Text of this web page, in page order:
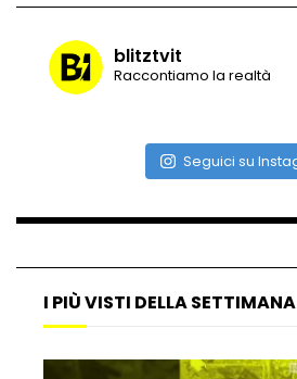
Vulcano di ghiaccio a
#snow
Ammiocuggino con
attimi di paura
blitztvit
Raccontiamo la realtà
Seguici su
I PIÙ VISTI DELLA SETTIMANA